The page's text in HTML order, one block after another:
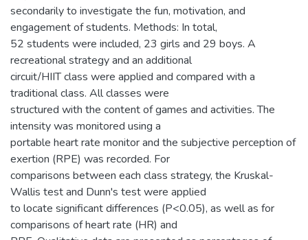
secondarily to investigate the fun, motivation, and
engagement of students. Methods: In total,
52 students were included, 23 girls and 29 boys. A
recreational strategy and an additional
circuit/HIIT class were applied and compared with a
traditional class. All classes were
structured with the content of games and activities. The
intensity was monitored using a
portable heart rate monitor and the subjective perception of
exertion (RPE) was recorded. For
comparisons between each class strategy, the Kruskal-
Wallis test and Dunn's test were applied
to locate significant differences (P<0.05), as well as for
comparisons of heart rate (HR) and